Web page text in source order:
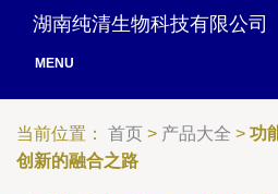
湖南纯清生物科技有限公司
MENU
当前位置： 首页 > 产品大全 > 功
创新的融合之路